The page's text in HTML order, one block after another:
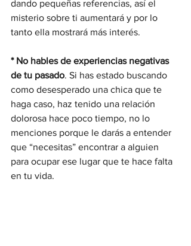
dando pequeñas referencias, así el
misterio sobre ti aumentará y por lo
tanto ella mostrará más interés.
* No hables de experiencias negativas
de tu pasado. Si has estado buscando
como desesperado una chica que te
haga caso, haz tenido una relación
dolorosa hace poco tiempo, no lo
menciones porque le darás a entender
que “necesitas” encontrar a alguien
para ocupar ese lugar que te hace falta
en tu vida.